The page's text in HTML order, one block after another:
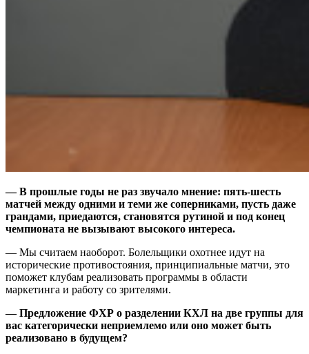
— В прошлые годы не раз звучало мнение: пять-шесть
матчей между одними и теми же соперниками, пусть даже
грандами, приедаются, становятся рутиной и под конец
чемпионата не вызывают высокого интереса.
— Мы считаем наоборот. Болельщики охотнее идут на
исторические противостояния, принципиальные матчи, это
поможет клубам реализовать программы в области
маркетинга и работу со зрителями.
— Предложение ФХР о разделении КХЛ на две группы для
вас категорически неприемлемо или оно может быть
реализовано в будущем?